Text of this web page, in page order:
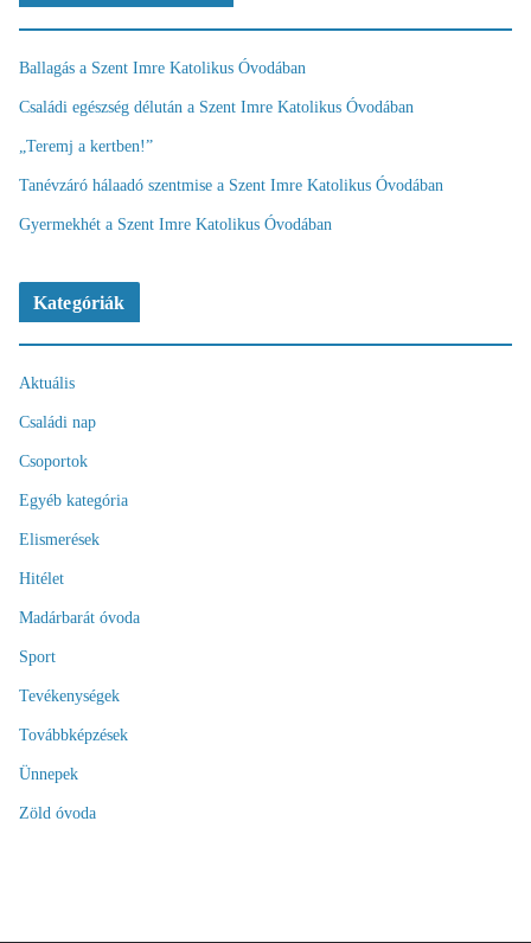
Ballagás a Szent Imre Katolikus Óvodában
Családi egészség délután a Szent Imre Katolikus Óvodában
„Teremj a kertben!”
Tanévzáró hálaadó szentmise a Szent Imre Katolikus Óvodában
Gyermekhét a Szent Imre Katolikus Óvodában
Kategóriák
Aktuális
Családi nap
Csoportok
Egyéb kategória
Elismerések
Hitélet
Madárbarát óvoda
Sport
Tevékenységek
Továbbképzések
Ünnepek
Zöld óvoda